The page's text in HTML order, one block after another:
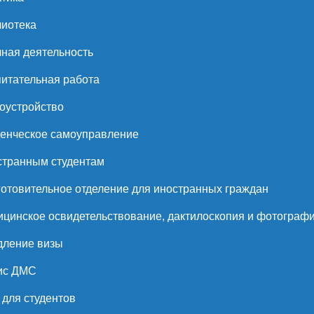
деятельность
работа
самоуправление
студентам
отделение для иностранных граждан
освидетельствование, дактилоскопия и
визы
ДМС
студентов